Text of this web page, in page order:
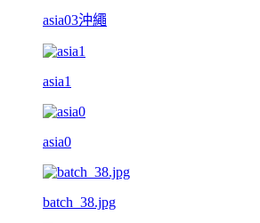
asia03沖繩
asia1
asia0
batch_38.jpg